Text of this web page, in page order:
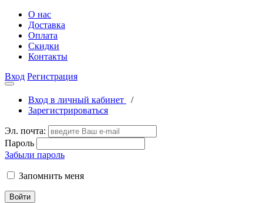
О нас
Доставка
Оплата
Скидки
Контакты
Вход Регистрация
Вход в личный кабинет
/
Зарегистрироваться
Эл. почта:
Пароль
Забыли пароль
Запомнить меня
Войти